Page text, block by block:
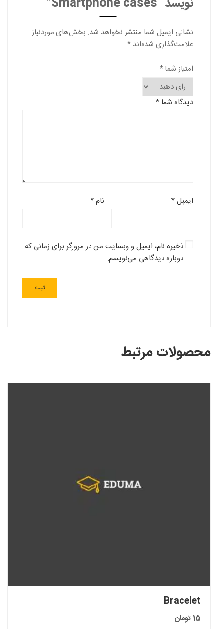
نویسد “Smartphone cases”
نشانی ایمیل شما منتشر نخواهد شد. بخش‌های موردنیاز
علامت‌گذاری شده‌اند *
امتیاز شما *
دیدگاه شما *
نام* ایمیل*
ذخیره نام، ایمیل و وبسایت من در مرورگر برای زمانی که
دوباره دیدگاهی می‌نویسم.
محصولات مرتبط
Bracelet
15تومان